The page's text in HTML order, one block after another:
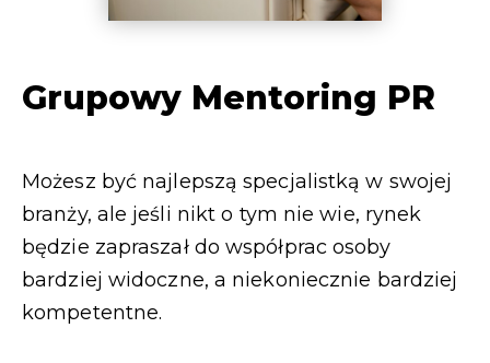
Grupowy Mentoring PR
Możesz być najlepszą specjalistką w swojej
branży, ale jeśli nikt o tym nie wie, rynek
będzie zapraszał do współprac osoby
bardziej widoczne, a niekoniecznie bardziej
kompetentne.